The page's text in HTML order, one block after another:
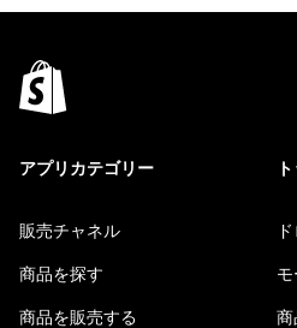
アプリカテゴリー
販売チャネル
商品を探す
商品を販売する 商